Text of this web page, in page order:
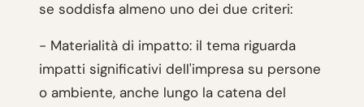
se soddisfa almeno uno dei due criteri:
- Materialità di impatto: il tema riguarda
impatti significativi dell'impresa su persone
o ambiente, anche lungo la catena del